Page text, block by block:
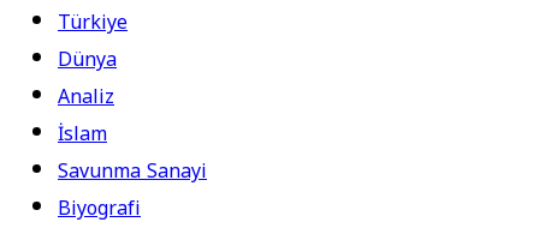
Türkiye
Dünya
Analiz
İslam
Savunma Sanayi
Biyografi